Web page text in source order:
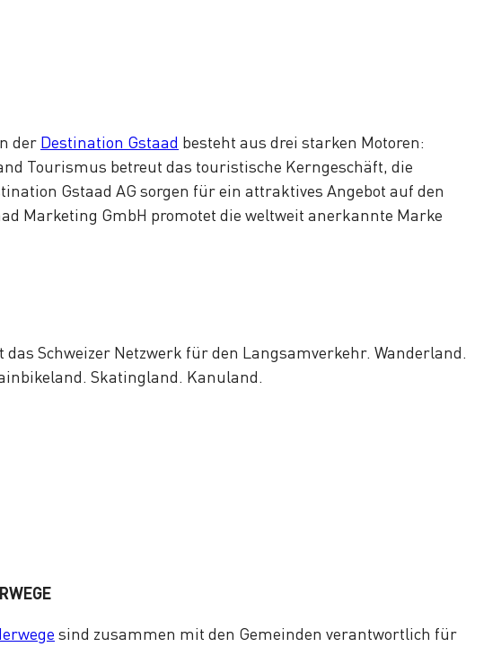
der Destination Gstaad besteht aus drei starken Motoren:
Tourismus betreut das touristische Kerngeschäft, die
Gstaad AG sorgen für ein attraktives Angebot auf den
Marketing GmbH promotet die weltweit anerkannte Marke
das Schweizer Netzwerk für den Langsamverkehr. Wanderland.
Skatingland. Kanuland.
sind zusammen mit den Gemeinden verantwortlich für